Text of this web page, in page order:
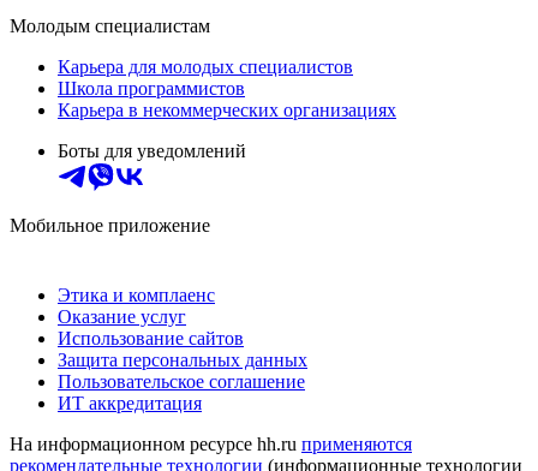
Молодым специалистам
Карьера для молодых специалистов
Школа программистов
Карьера в некоммерческих организациях
Боты для уведомлений
Мобильное приложение
Этика и комплаенс
Оказание услуг
Использование сайтов
Защита персональных данных
Пользовательское соглашение
ИТ аккредитация
На информационном ресурсе hh.ru применяются
рекомендательные технологии (информационные технологии